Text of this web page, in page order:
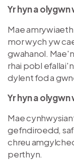
Yr hyn a
Mae
mor wych yw
gwahanol.
rhai pobl
dylent fod a
Yr hyn a
Mae
gefndiroedd,
chreu
perthyn.